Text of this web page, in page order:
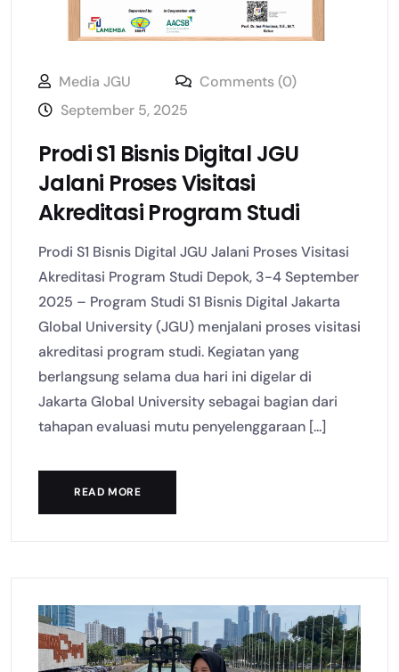
Media JGU
Comments (0)
September 5, 2025
Prodi S1 Bisnis Digital JGU
Jalani Proses Visitasi
Akreditasi Program Studi
Prodi S1 Bisnis Digital JGU Jalani Proses Visitasi
Akreditasi Program Studi Depok, 3-4 September
2025 – Program Studi S1 Bisnis Digital Jakarta
Global University (JGU) menjalani proses visitasi
akreditasi program studi. Kegiatan yang
berlangsung selama dua hari ini digelar di
Jakarta Global University sebagai bagian dari
tahapan evaluasi mutu penyelenggaraan [...]
READ MORE